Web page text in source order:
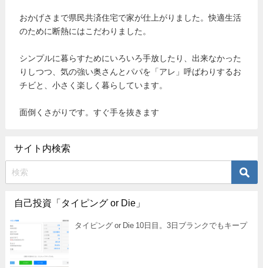
おかげさまで県民共済住宅で家が仕上がりました。快適生活
のために断熱にはこだわりました。
シンプルに暮らすためにいろいろ手放したり、出来なかった
りしつつ、気の強い奥さんとパパを「アレ」呼ばわりするお
チビと、小さく楽しく暮らしています。
面倒くさがりです。すぐ手を抜きます
サイト内検索
自己投資「タイピング or Die」
タイピング or Die 10日目。3日ブランクでもキープ